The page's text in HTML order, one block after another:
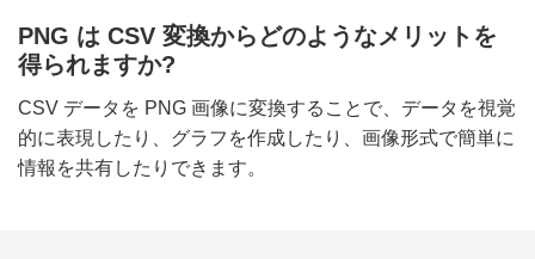
PNG は CSV 変換からどのようなメリットを
得られますか?
CSV データを PNG 画像に変換することで、データを視覚
的に表現したり、グラフを作成したり、画像形式で簡単に
情報を共有したりできます。